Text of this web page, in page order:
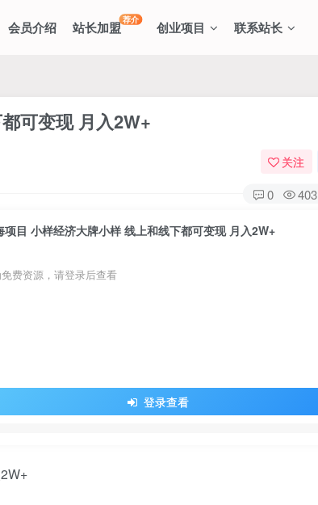
会员介绍 站长加盟荐介 创业项目 联系站长
可变现 月入2W+
关注
0 403
项目 小样经济大牌小样 线上和线下都可变现 月入2W+
费资源，请登录后查看
登录查看